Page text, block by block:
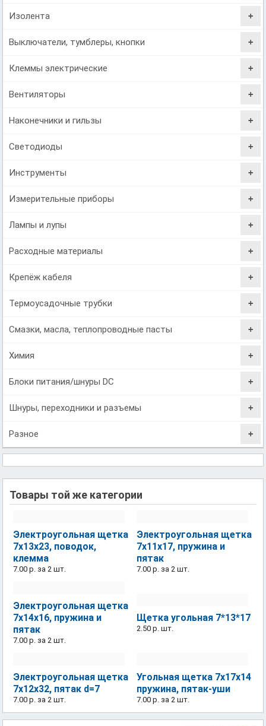
Изолента
Выключатели, тумблеры, кнопки
Клеммы электрические
Вентиляторы
Наконечники и гильзы
Светодиоды
Инструменты
Измерительные приборы
Лампы и лупы
Расходные материалы
Крепёж кабеля
Термоусадочные трубки
Смазки, масла, теплопроводные пасты
Химия
Блоки питания/шнуры DC
Шнуры, переходники и разъемы
Разное
Товары той же категории
Электроугольная щетка
7х13х23, поводок,
клемма
7.00 р. за 2 шт.
Электроугольная щетка
7х11х17, пружина и
пятак
7.00 р. за 2 шт.
Электроугольная щетка
7х14х16, пружина и
пятак
7.00 р. за 2 шт.
Щетка угольная 7*13*17
2.50 р. шт.
Электроугольная щетка
7х12х32, пятак d=7
7.00 р. за 2 шт.
Угольная щетка 7х17х14
пружина, пятак-уши
7.00 р. за 2 шт.